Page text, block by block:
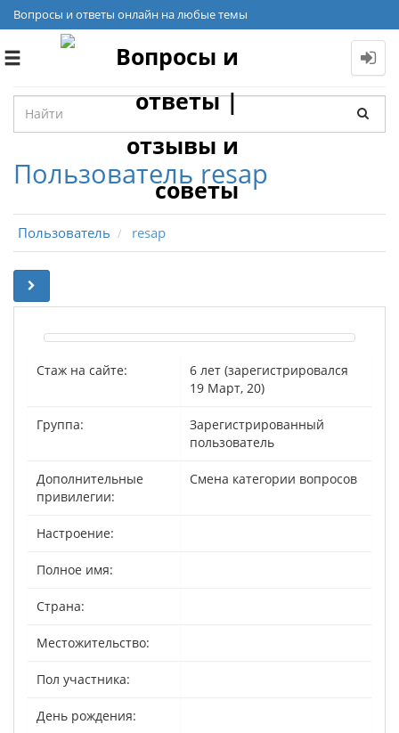
Вопросы и ответы онлайн на любые темы
Toggle
Пользователь resap
Пользователь resap
Стаж на сайте:
6 лет (зарегистрировался
19 Март, 20)
Группа:
Зарегистрированный
пользователь
Дополнительные
привилегии:
Смена категории вопросов
Настроение:
Полное имя:
Страна:
Местожительство:
Пол участника:
День рождения: